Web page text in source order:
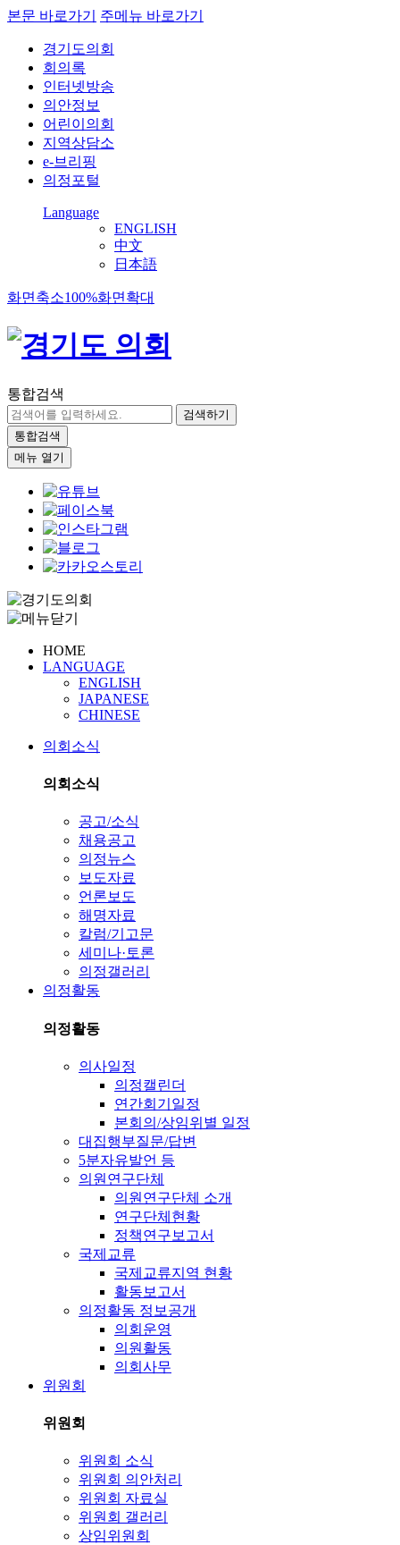
본문 바로가기 주메뉴 바로가기
경기도의회
회의록
인터넷방송
의안정보
어린이의회
지역상담소
e-브리핑
의정포털
Language
ENGLISH
中文
日本語
화면축소100%화면확대
통합검색
검색하기
통합검색
메뉴 열기
HOME
LANGUAGE
ENGLISH
JAPANESE
CHINESE
의회소식
의회소식
공고/소식
채용공고
의정뉴스
보도자료
언론보도
해명자료
칼럼/기고문
세미나·토론
의정갤러리
의정활동
의정활동
의사일정
의정캘린더
연간회기일정
본회의/상임위별 일정
대집행부질문/답변
5분자유발언 등
의원연구단체
의원연구단체 소개
연구단체현황
정책연구보고서
국제교류
국제교류지역 현황
활동보고서
의정활동 정보공개
의회운영
의원활동
의회사무
위원회
위원회
위원회 소식
위원회 의안처리
위원회 자료실
위원회 갤러리
상임위원회